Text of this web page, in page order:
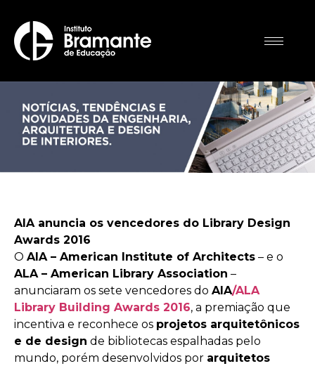
AIA anuncia os vencedores do Library Design
Awards 2016
O AIA – American Institute of Architects – e o
ALA – American Library Association –
anunciaram os sete vencedores do AIA/ALA
Library Building Awards 2016, a premiação que
incentiva e reconhece os projetos arquitetônicos
e de design de bibliotecas espalhadas pelo
mundo, porém desenvolvidos por arquitetos